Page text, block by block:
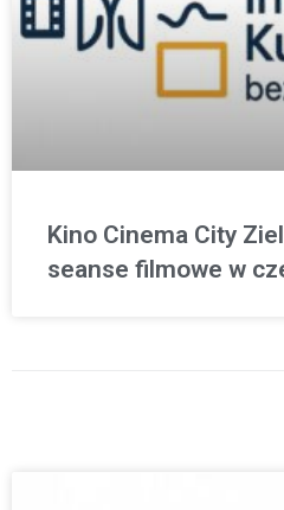
Kino Cinema City
seanse filmowe w